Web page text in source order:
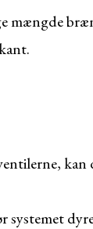
mængde
kan
systemet